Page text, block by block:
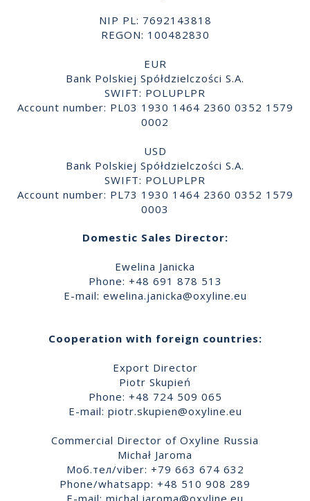
NIP PL: 7692143818
REGON: 100482830
EUR
Bank Polskiej Spółdzielczości S.A.
SWIFT: POLUPLPR
Account number: PL03 1930 1464 2360 0352 1579
0002
USD
Bank Polskiej Spółdzielczości S.A.
SWIFT: POLUPLPR
Account number: PL73 1930 1464 2360 0352 1579
0003
Domestic Sales Director:
Ewelina Janicka
Phone: +48 691 878 513
E-mail: ewelina.janicka@oxyline.eu
Cooperation with foreign countries:
Export Director
Piotr Skupień
Phone: +48 724 509 065
E-mail: piotr.skupien@oxyline.eu
Commercial Director of Oxyline Russia
Michał Jaroma
Моб.тел/viber: +79 663 674 632
Phone/whatsapp: +48 510 908 289